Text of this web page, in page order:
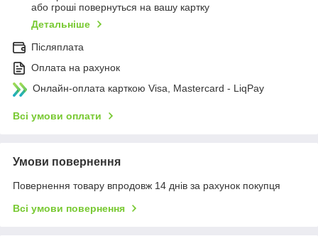
або гроші повернуться на вашу картку
Детальніше
Післяплата
Оплата на рахунок
Онлайн-оплата карткою Visa, Mastercard - LiqPay
Всі умови оплати
Умови повернення
Повернення товару впродовж 14 днів за рахунок покупця
Всі умови повернення